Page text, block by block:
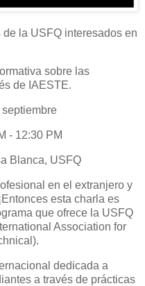
la USFQ interesados en
sobre las
de IAESTE.
- 12:30 PM
Blanca, USFQ
en el extranjero y
esta charla es
que ofrece la USFQ
Association for
dedicada a
a través de prácticas